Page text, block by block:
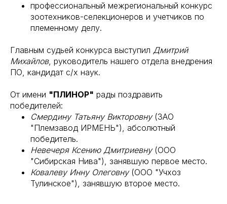
профессиональный межрегиональный конкурс
зоотехников-селекционеров и учетчиков по
племенному делу.
Главным судьей конкурса выступил Дмитрий
Михайлов, руководитель нашего отдела внедрения
ПО, кандидат с/х наук.
От имени "ПЛИНОР" рады поздравить
победителей:
Смердину Татьяну Викторовну(ЗАО
"Племзавод ИРМЕНЬ"), абсолютный
победитель.
Невечеря Ксению Дмитриевну(ООО
"Сибирская Нива"), занявшую первое место.
Ковалеву Инну Олеговну(ООО "Учхоз
Тулинское"), занявшую второе место.